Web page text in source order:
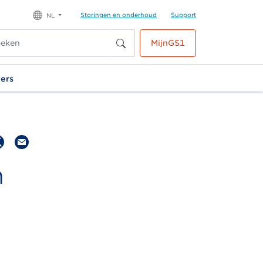
NL Storingen en onderhoud Support
MijnGS1